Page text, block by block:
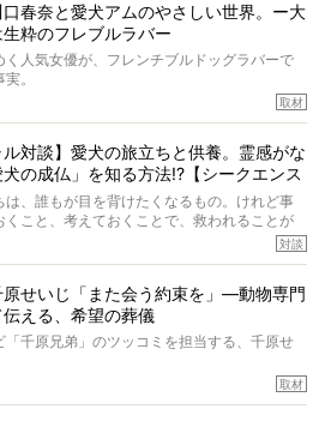
が次から次へと飛び出しました。
口春奈と愛犬アムのやさしい世界。ー大
生粋のフレブルラバー
く人気女優が、フレンチブルドッグラバーで
。
たりにするほどに、そのフレンチブルドッグ
ちのそれとまったく同じであることに、なん
なってしまったのでした。
ムちゃんのすてきな暮らしを、BUHI編集長の
しみながら、切り取らせていただきます。
取材
ル対談】愛犬の旅立ちと供養。霊感がな
の成仏」を知る方法!?【シークエンス
】
は、誰もが目を背けたくなるもの。けれど事
くこと、考えておくことで、救われることが
い芸人「シークエンスはやとも」さんに、愛
養についてインタビュー。
ー兼対談相手は、大の犬好きで心霊分野の知
るPELIさん。
ったあと、ベッドやおもちゃはどうすればい
対談
原せいじ「また会う約束を」―動物専門
える、希望の葬儀
「千原兄弟」のツッコミを担当する、千原せ
取材